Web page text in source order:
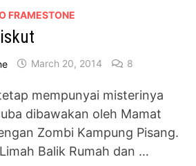
FRAMESTONE
March 20, 2014 8
mempunyai misterinya
dibawakan oleh Mamat
Zombi Kampung Pisang.
Balik Rumah dan …